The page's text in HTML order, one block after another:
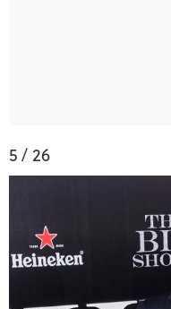
5 / 26